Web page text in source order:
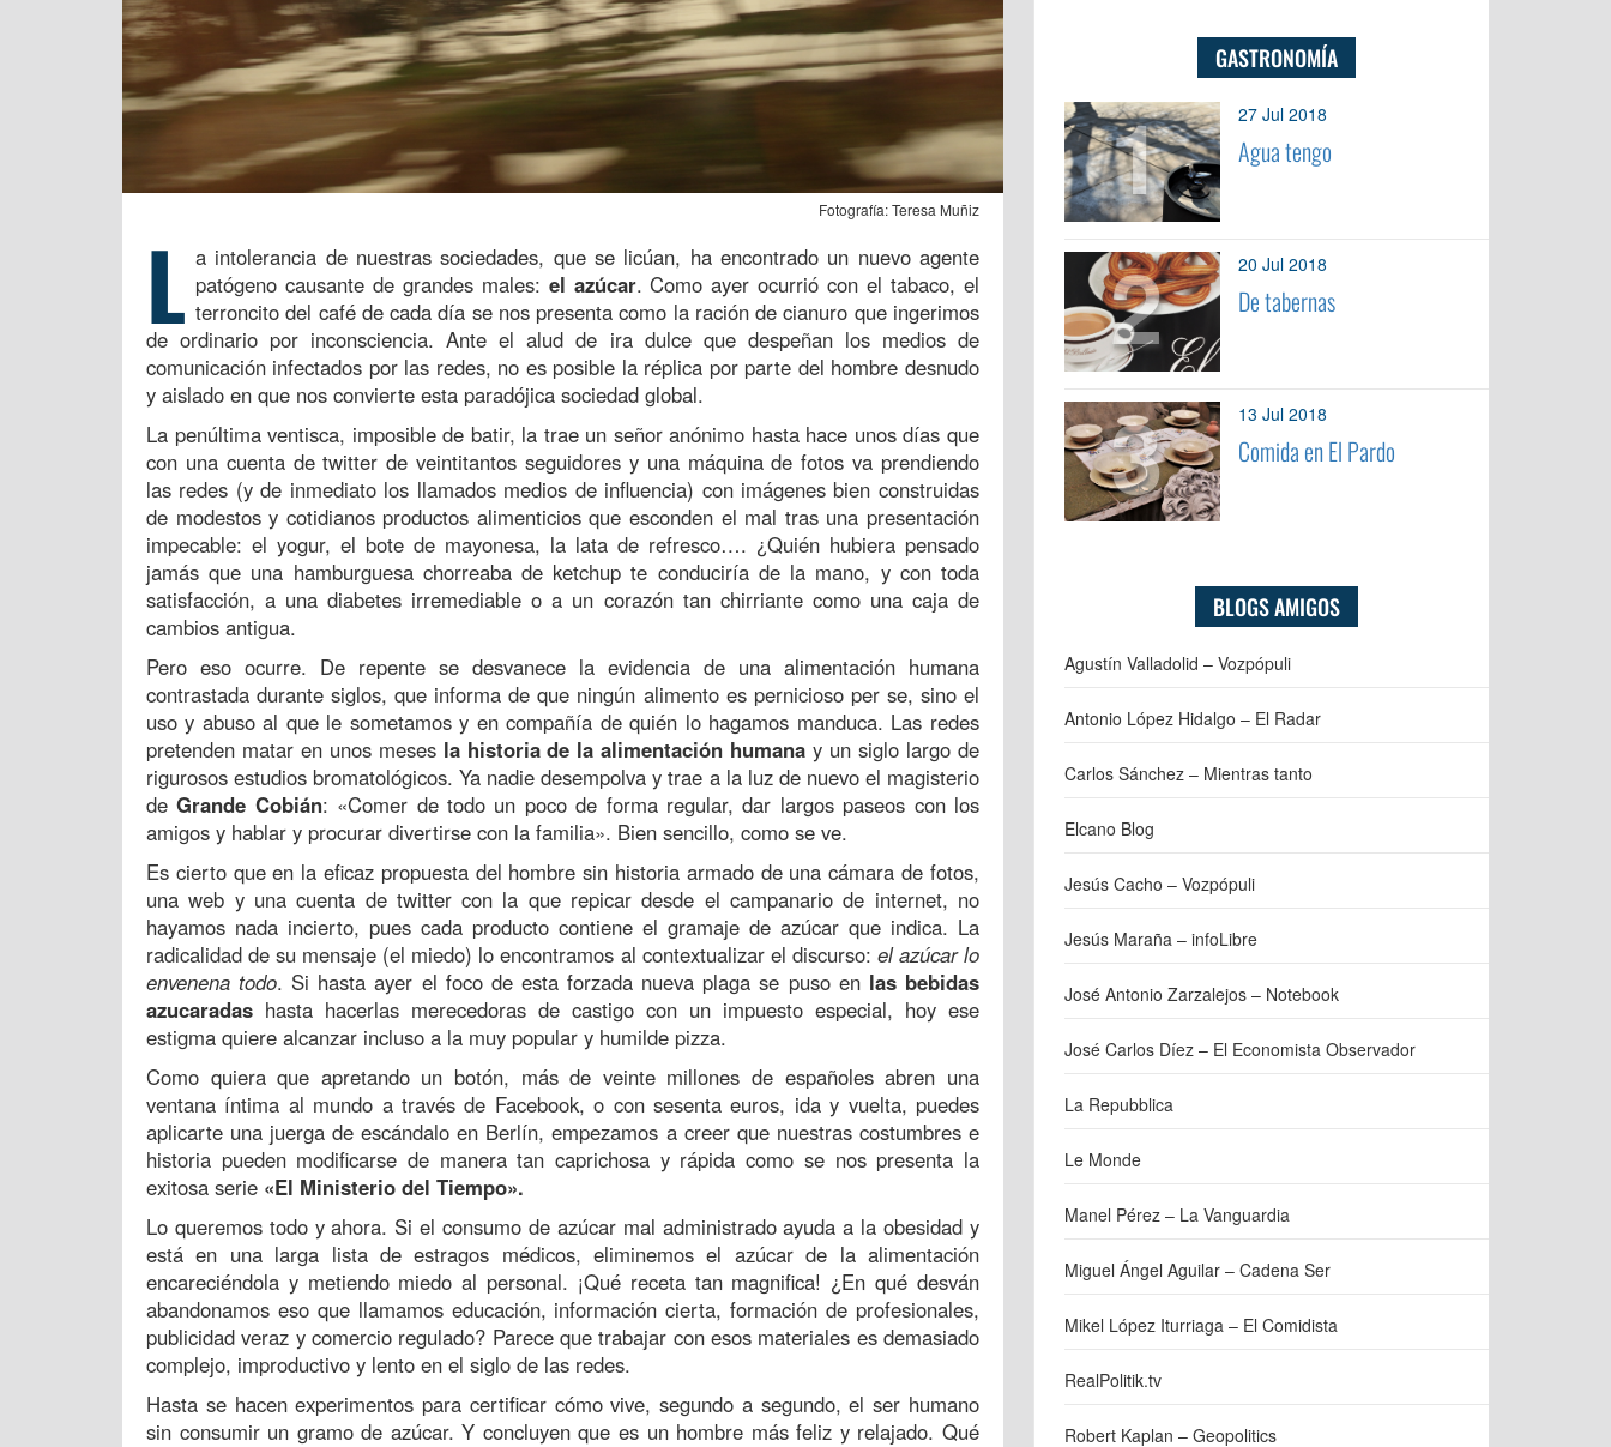
Fotografía: Teresa Muñiz
L a intolerancia de nuestras sociedades, que se licúan, ha encontrado un nuevo agente
patógeno causante de grandes males: el azúcar. Como ayer ocurrió con el tabaco, el
terroncito del café de cada día se nos presenta como la ración de cianuro que ingerimos
de ordinario por inconsciencia. Ante el alud de ira dulce que despeñan los medios de
comunicación infectados por las redes, no es posible la réplica por parte del hombre desnudo
y aislado en que nos convierte esta paradójica sociedad global.
La penúltima ventisca, imposible de batir, la trae un señor anónimo hasta hace unos días que
con una cuenta de twitter de veintitantos seguidores y una máquina de fotos va prendiendo
las redes (y de inmediato los llamados medios de influencia) con imágenes bien construidas
de modestos y cotidianos productos alimenticios que esconden el mal tras una presentación
impecable: el yogur, el bote de mayonesa, la lata de refresco…. ¿Quién hubiera pensado
jamás que una hamburguesa chorreaba de ketchup te conduciría de la mano, y con toda
satisfacción, a una diabetes irremediable o a un corazón tan chirriante como una caja de
cambios antigua.
Pero eso ocurre. De repente se desvanece la evidencia de una alimentación humana
contrastada durante siglos, que informa de que ningún alimento es pernicioso per se, sino el
uso y abuso al que le sometamos y en compañía de quién lo hagamos manduca. Las redes
pretenden matar en unos meses la historia de la alimentación humana y un siglo largo de
rigurosos estudios bromatológicos. Ya nadie desempolva y trae a la luz de nuevo el magisterio
deGrande Cobián: «Comer de todo un poco de forma regular, dar largos paseos con los
amigos y hablar y procurar divertirse con la familia». Bien sencillo, como se ve.
Es cierto que en la eficaz propuesta del hombre sin historia armado de una cámara de fotos,
una web y una cuenta de twitter con la que repicar desde el campanario de internet, no
hayamos nada incierto, pues cada producto contiene el gramaje de azúcar que indica. La
radicalidad de su mensaje (el miedo) lo encontramos al contextualizar el discurso: el azúcar lo
envenena todo. Si hasta ayer el foco de esta forzada nueva plaga se puso en las bebidas
azucaradas hasta hacerlas merecedoras de castigo con un impuesto especial, hoy ese
estigma quiere alcanzar incluso a la muy popular y humilde pizza.
Como quiera que apretando un botón, más de veinte millones de españoles abren una
ventana íntima al mundo a través de Facebook, o con sesenta euros, ida y vuelta, puedes
aplicarte una juerga de escándalo en Berlín, empezamos a creer que nuestras costumbres e
historia pueden modificarse de manera tan caprichosa y rápida como se nos presenta la
exitosa serie «El Ministerio del Tiempo».
Lo queremos todo y ahora. Si el consumo de azúcar mal administrado ayuda a la obesidad y
está en una larga lista de estragos médicos, eliminemos el azúcar de la alimentación
encareciéndola y metiendo miedo al personal. ¡Qué receta tan magnifica! ¿En qué desván
abandonamos eso que llamamos educación, información cierta, formación de profesionales,
publicidad veraz y comercio regulado? Parece que trabajar con esos materiales es demasiado
complejo, improductivo y lento en el siglo de las redes.
Hasta se hacen experimentos para certificar cómo vive, segundo a segundo, el ser humano
sin consumir un gramo de azúcar. Y concluyen que es un hombre más feliz y relajado. Qué
GASTRONOMÍA
1 27 Jul 2018
Agua tengo
2 20 Jul 2018
De tabernas
3 13 Jul 2018
Comida en El Pardo
BLOGS AMIGOS
Agustín Valladolid – Vozpópuli
Antonio López Hidalgo – El Radar
Carlos Sánchez – Mientras tanto
Elcano Blog
Jesús Cacho – Vozpópuli
Jesús Maraña – infoLibre
José Antonio Zarzalejos – Notebook
José Carlos Díez – El Economista Observador
La Repubblica
Le Monde
Manel Pérez – La Vanguardia
Miguel Ángel Aguilar – Cadena Ser
Mikel López Iturriaga – El Comidista
RealPolitik.tv
Robert Kaplan – Geopolitics